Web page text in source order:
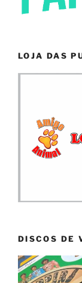
LOJA DAS
DISCOS DE